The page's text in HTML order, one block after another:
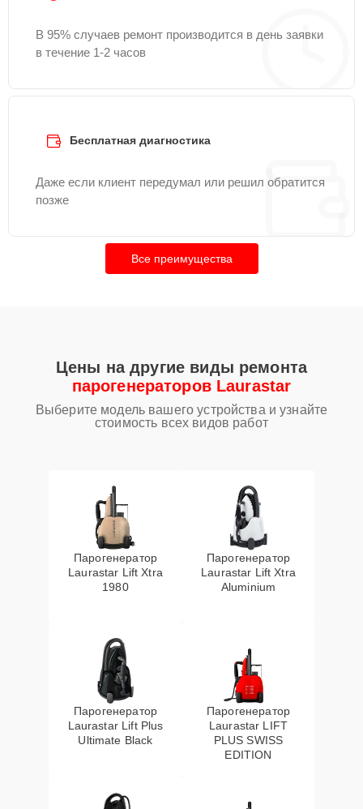
В 95% случаев ремонт производится в день заявки
в течение 1-2 часов
Бесплатная диагностика
Даже если клиент передумал или решил обратится
позже
Все преимущества
Цены на другие виды ремонта
парогенераторов Laurastar
Выберите модель вашего устройства и узнайте
стоимость всех видов работ
Парогенератор
Laurastar Lift Xtra
1980
Парогенератор
Laurastar Lift Xtra
Aluminium
Парогенератор
Laurastar Lift Plus
Ultimate Black
Парогенератор
Laurastar LIFT
PLUS SWISS
EDITION